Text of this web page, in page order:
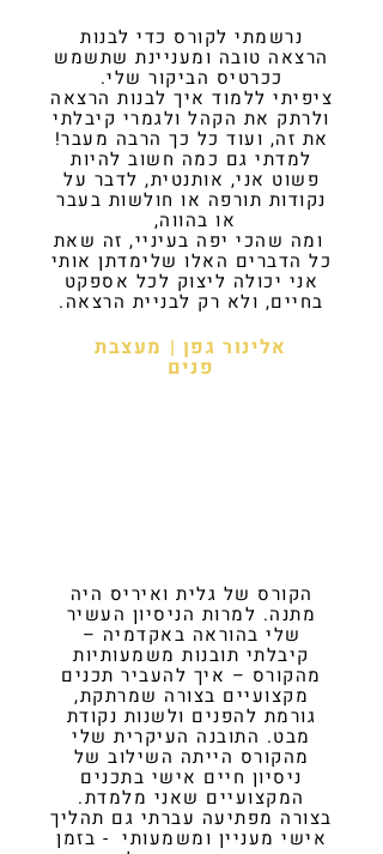
נרשמתי לקורס כדי לבנות
הרצאה טובה ומעניינת שתשמש
ככרטיס הביקור שלי.
ציפיתי ללמוד איך לבנות הרצאה
ולרתק את הקהל ולגמרי קיבלתי
את זה, ועוד כל כך הרבה מעבר!
למדתי גם כמה חשוב להיות
פשוט אני, אותנטית, לדבר על
נקודות תורפה או חולשות בעבר
או בהווה,
ומה שהכי יפה בעיניי, זה שאת
כל הדברים האלו שלימדתן אותי
אני יכולה ליצוק לכל אספקט
בחיים, ולא רק לבניית הרצאה.
אלינור גפן | מעצבת
פנים
הקורס של גלית ואיריס היה
מתנה. למרות הניסיון העשיר
שלי בהוראה באקדמיה –
קיבלתי תובנות משמעותיות
מהקורס – איך להעביר תכנים
מקצועיים בצורה שמרתקת,
גורמת להפנים ולשנות נקודת
מבט. התובנה העיקרית שלי
מהקורס הייתה השילוב של
ניסיון חיים אישי בתכנים
המקצועיים שאני מלמדת.
בצורה מפתיעה עברתי גם תהליך
אישי מעניין ומשמעותי - בזמן